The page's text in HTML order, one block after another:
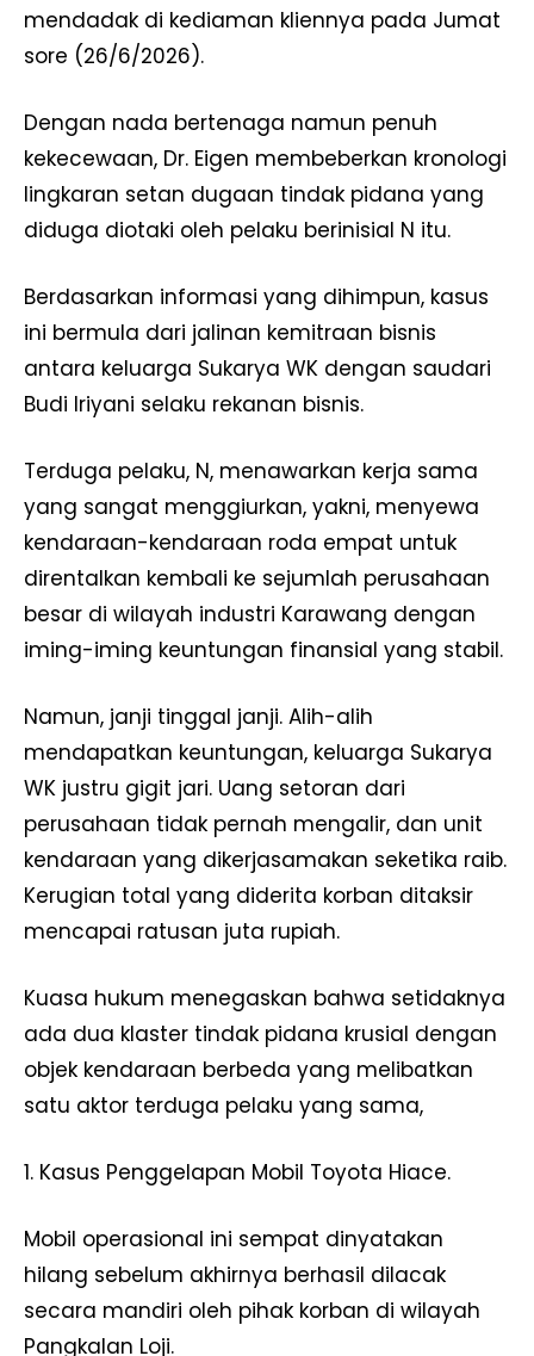
mendadak di kediaman kliennya pada Jumat
sore (26/6/2026).
Dengan nada bertenaga namun penuh
kekecewaan, Dr. Eigen membeberkan kronologi
lingkaran setan dugaan tindak pidana yang
diduga diotaki oleh pelaku berinisial N itu.
Berdasarkan informasi yang dihimpun, kasus
ini bermula dari jalinan kemitraan bisnis
antara keluarga Sukarya WK dengan saudari
Budi Iriyani selaku rekanan bisnis.
Terduga pelaku, N, menawarkan kerja sama
yang sangat menggiurkan, yakni, menyewa
kendaraan-kendaraan roda empat untuk
direntalkan kembali ke sejumlah perusahaan
besar di wilayah industri Karawang dengan
iming-iming keuntungan finansial yang stabil.
Namun, janji tinggal janji. Alih-alih
mendapatkan keuntungan, keluarga Sukarya
WK justru gigit jari. Uang setoran dari
perusahaan tidak pernah mengalir, dan unit
kendaraan yang dikerjasamakan seketika raib.
Kerugian total yang diderita korban ditaksir
mencapai ratusan juta rupiah.
Kuasa hukum menegaskan bahwa setidaknya
ada dua klaster tindak pidana krusial dengan
objek kendaraan berbeda yang melibatkan
satu aktor terduga pelaku yang sama,
1. Kasus Penggelapan Mobil Toyota Hiace.
Mobil operasional ini sempat dinyatakan
hilang sebelum akhirnya berhasil dilacak
secara mandiri oleh pihak korban di wilayah
Pangkalan Loji.